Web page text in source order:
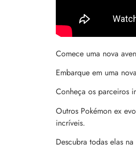
Comece uma nova
Embarque em uma
Conheça os parceiros
Outros Pokémon ex
incríveis.
Descubra todas elas